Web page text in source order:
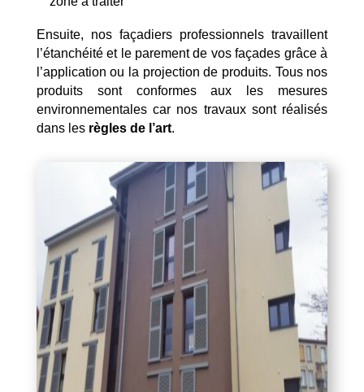
Ensuite, nos façadiers professionnels travaillent
l’étanchéité et le parement de vos façades grâce à
l’application ou la projection de produits. Tous nos
produits sont conformes aux les mesures
environnementales car nos travaux sont réalisés
dans les règles de l’art.